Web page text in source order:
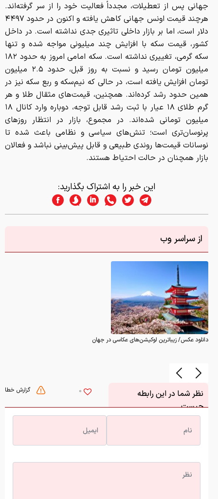
جهانی پس از تعطیلات، مجدداً فعالیت خود را از سر گرفته‌اند.
هرچند قیمت اونس جهانی کاهش یافته و اکنون در حدود ۴۴۹۷
دلار است، اما بر بازار داخلی تاثیری جدی نداشته است. در داخل
کشور، قیمت سکه با افزایش چند میلیونی مواجه شده و تنها
سکه گرمی، تغییری نداشته است. سکه امامی امروز به حدود ۱۸۲
میلیون تومان رسید و نسبت به روز قبل، حدود ۲.۵ میلیون
تومان افزایش یافته است، در حالی که نیم‌سکه و ربع سکه نیز در
همین حدود رشد کرده‌اند. همچنین، قیمت‌های مثقال طلا و هر
گرم طلای ۱۸ عیار با ثبت رشد قابل توجه، دوباره وارد کانال ۱۸
میلیون تومانی شده‌اند. در مجموع، بازار در انتظار روزهای
پرنوسان‌تری است؛ تنش‌های سیاسی و نظامی باعث شده تا
نوسانات قیمت‌ها روندی طبیعی و قابل پیش‌بینی نباشد و فعالان
بازار همچنان در حالت احتیاط هستند.
این خبر را به اشتراک بگذارید:
از سراسر وب
دانلود عکس/ زیباترین لوکیشن‌های عکاسی در جهان
گزارش خطا 0
نظر شما در این رابطه
چیست